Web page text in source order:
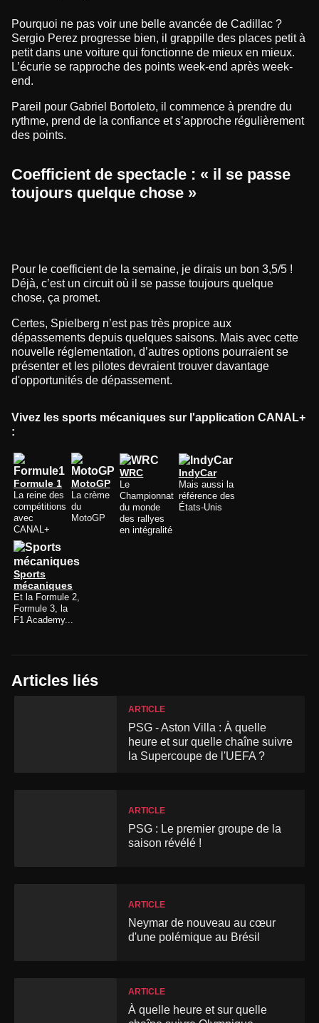
Pourquoi ne pas voir une belle avancée de Cadillac ?
Sergio Perez progresse bien, il grappille des places petit à
petit dans une voiture qui fonctionne de mieux en mieux.
L’écurie se rapproche des points week-end après week-
end.
Pareil pour Gabriel Bortoleto, il commence à prendre du
rythme, prend de la confiance et s’approche régulièrement
des points.
Coefficient de spectacle : « il se passe
toujours quelque chose »
Pour le coefficient de la semaine, je dirais un bon 3,5/5 !
Déjà, c’est un circuit où il se passe toujours quelque
chose, ça promet.
Certes, Spielberg n’est pas très propice aux
dépassements depuis quelques saisons. Mais avec cette
nouvelle réglementation, d’autres options pourraient se
présenter et les pilotes devraient trouver davantage
d'opportunités de dépassement.
Vivez les sports mécaniques sur l'application CANAL+
:
Formule 1
La reine des
compétitions
avec
CANAL+
MotoGP
La crème
du
MotoGP
WRC
Le
Championnat
du monde
des rallyes
en intégralité
IndyCar
Mais aussi la
référence des
États-Unis
Sports
mécaniques
Et la Formule 2,
Formule 3, la
F1 Academy...
Articles liés
ARTICLE
PSG - Aston Villa : À quelle
heure et sur quelle chaîne suivre
la Supercoupe de l'UEFA ?
ARTICLE
PSG : Le premier groupe de la
saison révélé !
ARTICLE
Neymar de nouveau au cœur
d'une polémique au Brésil
ARTICLE
À quelle heure et sur quelle